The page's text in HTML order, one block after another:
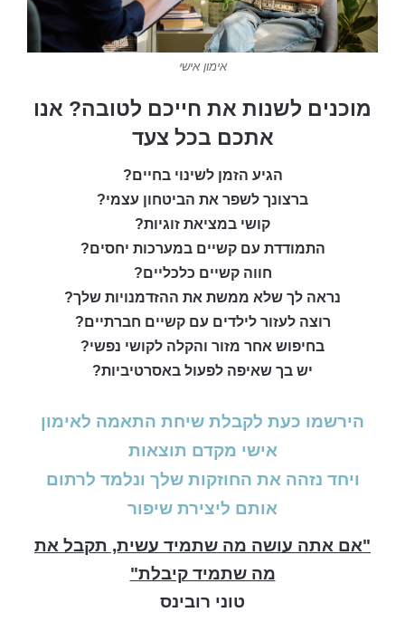
אימון אישי
מוכנים לשנות את חייכם לטובה? אנו
אתכם בכל צעד
הגיע הזמן לשינוי בחיים?
ברצונך לשפר את הביטחון עצמי?
קושי במציאת זוגיות?
התמודדת עם קשיים במערכות יחסים?
חווה קשיים כלכליים?
נראה לך שלא ממשת את ההזדמנויות שלך?
רוצה לעזור לילדים עם קשיים חברתיים?
בחיפוש אחר מזור והקלה לקושי נפשי?
יש בך שאיפה לפעול באסרטיביות?
הירשמו כעת לקבלת שיחת התאמה לאימון
אישי מקדם תוצאות
ויחד נזהה את החוזקות שלך ונלמד לרתום
אותם ליצירת שיפור
"אם אתה עושה מה שתמיד עשית, תקבל את
מה שתמיד קיבלת"
טוני רובינס